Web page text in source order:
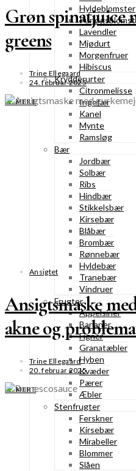
Hyldeblomster
Lavendler
Mjødurt
Morgenfruer
Hibiscus
Krydderurter
Citronmelisse
Ingefær
Kanel
Mynte
Ramsløg
Bær
Jordbær
Solbær
Ribs
Hindbær
Stikkelsbær
Kirsebær
Blåbær
Brombær
Rønnebær
Hyldebær
Tranebær
Vindruer
Frugter
Appelsiner
Bananer
Figner
Granatæbler
Hyben
Kvæder
Pærer
Æbler
Stenfrugter
Ferskner
Kirsebær
Mirabeller
Blommer
Slåen
Grøn spinatjuice
greens
Trine Ellegaard
24. februar 2025
SE MERE
Ansigtet
Ansigtsmaske
akne og
Trine Ellegaard
20. februar 2025
SE MERE